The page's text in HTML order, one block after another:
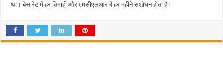
था। बेस रेट में हर तिमाही और एमसीएलआर में हर महीने संशोधन होता है।